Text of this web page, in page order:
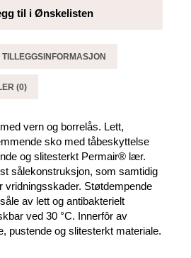
til i Ønskelisten
TILLEGGSINFORMASJON
(0)
vern og borrelås. Lett,
sko med tåbeskyttelse
og slitesterkt Permair® lær.
sålekonstruksjon, som samtidig
vridningsskader. Støtdempende
av lett og antibakterielt
ved 30 °C. Innerfôr av
pustende og slitesterkt materiale.